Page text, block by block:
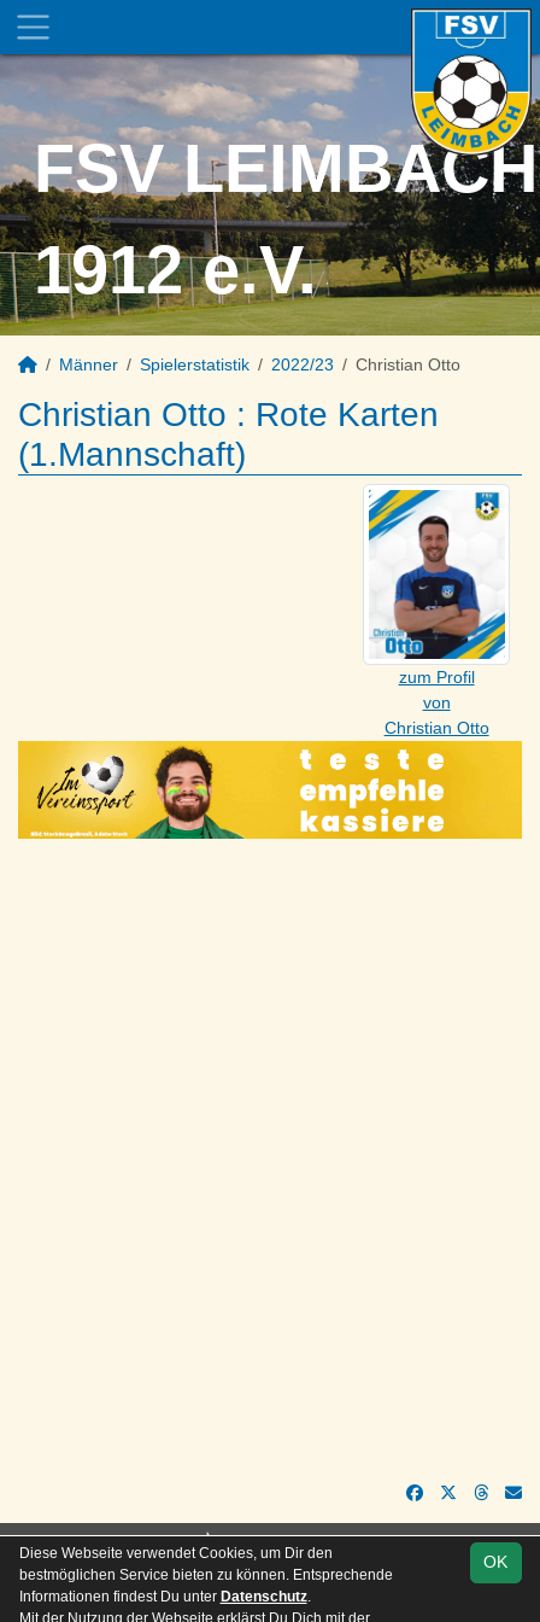
FSV LEIMBACH
1912 e.V.
Männer Spielerstatistik 2022/23 Christian Otto
Christian Otto : Rote Karten
(1.Mannschaft)
zum Profil
von
Christian Otto
soccero.de
Besucherstatistik Kontakt Impressum
OK
Diese Webseite verwendet Cookies, um Dir den
bestmöglichen Service bieten zu können. Entsprechende
Informationen findest Du unter Datenschutz.
Mit der Nutzung der Webseite erklärst Du Dich mit der